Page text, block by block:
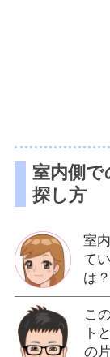
室内側
探し方
室
て
は？
こ
ト
の